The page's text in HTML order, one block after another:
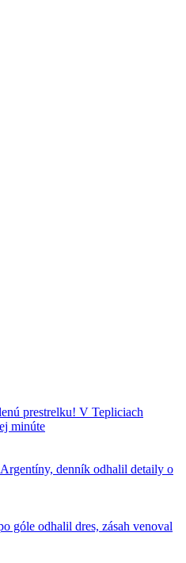
prestrelku! V Tepliciach
minúte
denník odhalil detaily o
góle odhalil dres, zásah venoval